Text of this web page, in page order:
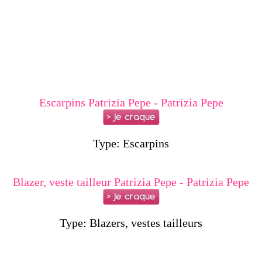
Escarpins Patrizia Pepe - Patrizia Pepe
Type: Escarpins
Blazer, veste tailleur Patrizia Pepe - Patrizia Pepe
Type: Blazers, vestes tailleurs